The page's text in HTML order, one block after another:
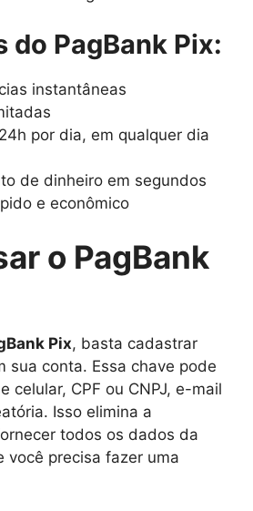
do PagBank Pix:
instantâneas
por dia, em qualquer dia
de dinheiro em segundos
e econômico
o PagBank
Pix, basta cadastrar
sua conta. Essa chave pode
celular, CPF ou CNPJ, e-mail
Isso elimina a
todos os dados da
você precisa fazer uma